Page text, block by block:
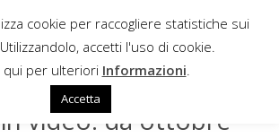
video: da ottobre
cookie per raccogliere statistiche sui
accetti l'uso di cookie.
qui per ulteriori Informazioni
Accetta